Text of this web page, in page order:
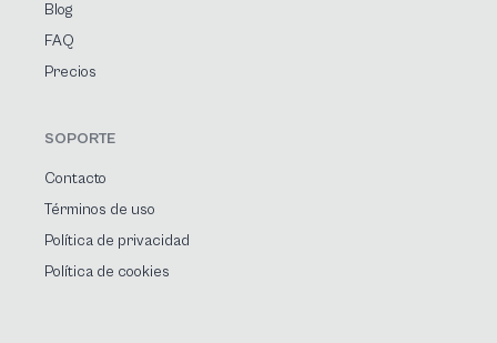
Blog
FAQ
Precios
SOPORTE
Contacto
Términos de uso
Política de privacidad
Política de cookies